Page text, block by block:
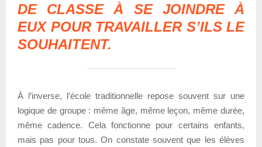
DE CLASSE À SE JOINDRE À
EUX POUR TRAVAILLER S’ILS LE
SOUHAITENT.
À l’inverse, l’école traditionnelle repose souvent sur une
logique de groupe : même âge, même leçon, même durée,
même cadence. Cela fonctionne pour certains enfants,
mais pas pour tous. On constate souvent que les élèves